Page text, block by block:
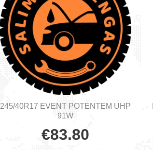
245/40R17 EVENT POTENTEM UHP
91W
€83.80